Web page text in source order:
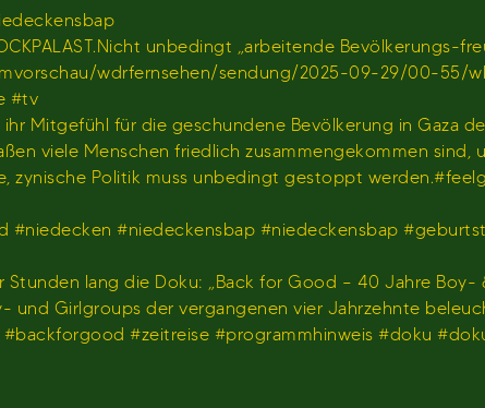
unbedingt „arbeitende Bevölkerungs-
wdrfernsehen/sendung/2025-09-29/00-55/
#tv
Mitgefühl für die geschundene Bevölkerung in Gaza
viele Menschen friedlich zusammengekommen sind,
Politik muss unbedingt gestoppt
#niedecken #niedeckensbap #niedeckensbap
Stunden lang die Doku: „Back for Good – 40 Jahre
und Girlgroups der vergangenen vier Jahrzehnte
#zeitreise #programmhinweis #doku